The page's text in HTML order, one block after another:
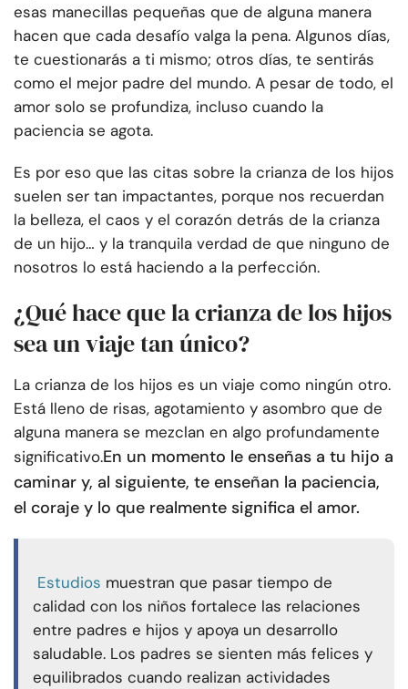
esas manecillas pequeñas que de alguna manera
hacen que cada desafío valga la pena. Algunos días,
te cuestionarás a ti mismo; otros días, te sentirás
como el mejor padre del mundo. A pesar de todo, el
amor solo se profundiza, incluso cuando la
paciencia se agota.
Es por eso que las citas sobre la crianza de los hijos
suelen ser tan impactantes, porque nos recuerdan
la belleza, el caos y el corazón detrás de la crianza
de un hijo… y la tranquila verdad de que ninguno de
nosotros lo está haciendo a la perfección.
¿Qué hace que la crianza de los hijos
sea un viaje tan único?
La crianza de los hijos es un viaje como ningún otro.
Está lleno de risas, agotamiento y asombro que de
alguna manera se mezclan en algo profundamente
significativo.En un momento le enseñas a tu hijo a
caminar y, al siguiente, te enseñan la paciencia,
el coraje y lo que realmente significa el amor.
Estudios muestran que pasar tiempo de
calidad con los niños fortalece las relaciones
entre padres e hijos y apoya un desarrollo
saludable. Los padres se sienten más felices y
equilibrados cuando realizan actividades